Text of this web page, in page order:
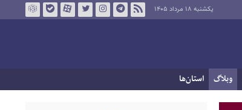
یکشنبه ۱۸ مرداد ۱۴۰۵
وبلاگ استان‌ها